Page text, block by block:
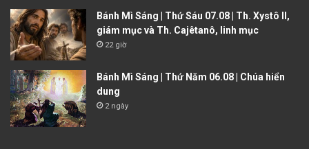
Bánh Mì Sáng | Thứ Sáu 07.08 | Th. Xystô II,
giám mục và Th. Cajêtanô, linh mục
22 giờ
Bánh Mì Sáng | Thứ Năm 06.08 | Chúa hiển
dung
2 ngày